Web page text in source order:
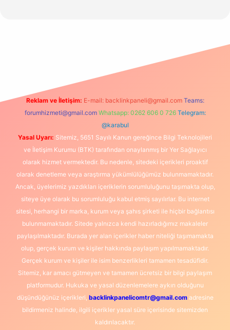
Reklam ve İletişim: E-mail: backlinkpaneli@gmail.com Teams:
forumhizmeti@gmail.com Whatsapp: 0262 606 0 726 Telegram:
@karabul
Yasal Uyarı: Sitemiz, 5651 Sayılı Kanun gereğince Bilgi Teknolojileri
ve İletişim Kurumu (BTK) tarafından onaylanmış bir Yer Sağlayıcı
olarak hizmet vermektedir. Bu nedenle, sitedeki içerikleri proaktif
olarak denetleme veya araştırma yükümlülüğümüz bulunmamaktadır.
Ancak, üyelerimiz yazdıkları içeriklerin sorumluluğunu taşımakta olup,
siteye üye olarak bu sorumluluğu kabul etmiş sayılırlar. Bu internet
sitesi, herhangi bir marka, kurum veya şahıs şirketi ile hiçbir bağlantısı
bulunmamaktadır. Sitede yalnızca kendi hazırladığımız makaleler
paylaşılmaktadır. Burada yer alan içerikler haber niteliği taşımamakta
olup, gerçek kurum ve kişiler hakkında paylaşım yapılmamaktadır.
Gerçek kurum ve kişiler ile isim benzerlikleri tamamen tesadüfidir.
Sitemiz, kar amacı gütmeyen ve tamamen ücretsiz bir bilgi paylaşım
platformudur. Hukuka ve yasal düzenlemelere aykırı olduğunu
düşündüğünüz içerikleri, backlinkpanelicomtr@gmail.comadresine
bildirmeniz halinde, ilgili içerikler yasal süre içerisinde sitemizden
kaldırılacaktır.